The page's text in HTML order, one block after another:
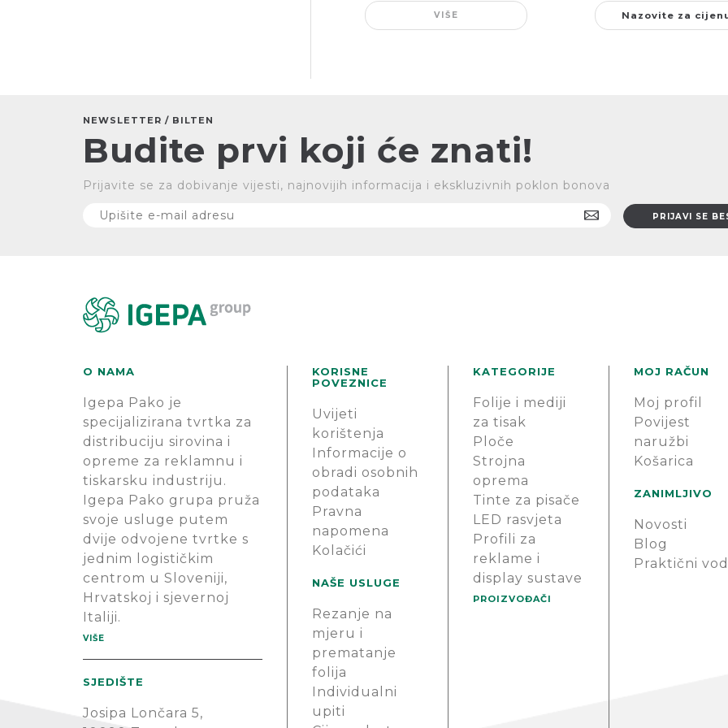
VIŠE Nazovite za
NEWSLETTER / BILTEN
Budite prvi koji će znati!
Prijavite se za dobivanje vijesti, najnovijih informacija i ekskluzivnih poklon bonova
O NAMA
Igepa Pako je
specijalizirana tvrtka za
distribuciju sirovina i
opreme za reklamnu i
tiskarsku industriju.
Igepa Pako grupa pruža
svoje usluge putem
dvije odvojene tvrtke s
jednim logističkim
centrom u Sloveniji,
Hrvatskoj i sjevernoj
Italiji.
VIŠE
SJEDIŠTE
Josipa Lončara 5,
KORISNE
POVEZNICE
Uvijeti
korištenja
Informacije o
obradi osobnih
podataka
Pravna
napomena
Kolačići
NAŠE USLUGE
Rezanje na
mjeru i
prematanje
folija
Individualni
upiti
KATEGORIJE
Folije i mediji
za tisak
Ploče
Strojna
oprema
Tinte za pisače
LED rasvjeta
Profili za
reklame i
display sustave
PROIZVOĐAČI
MOJ RAČUN
Moj profil
Povijest
naružbi
Košarica
ZANIMLJIVO
Novosti
Blog
Praktični